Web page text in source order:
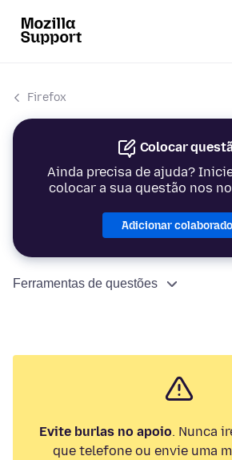
Firefox
Colocar
Ainda precisa de ajuda?
colocar a sua questão nos
Adicionar
Ferramentas de questões
Evite burlas no apoio. Nunca
que telefone ou envie uma